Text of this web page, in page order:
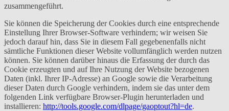
zusammengeführt.
Sie können die Speicherung der Cookies durch eine entsprechende
Einstellung Ihrer Browser-Software verhindern; wir weisen Sie
jedoch darauf hin, dass Sie in diesem Fall gegebenenfalls nicht
sämtliche Funktionen dieser Website vollumfänglich werden nutzen
können. Sie können darüber hinaus die Erfassung der durch das
Cookie erzeugten und auf Ihre Nutzung der Website bezogenen
Daten (inkl. Ihrer IP-Adresse) an Google sowie die Verarbeitung
dieser Daten durch Google verhindern, indem sie das unter dem
folgenden Link verfügbare Browser-Plugin herunterladen und
installieren: http://tools.google.com/dlpage/gaoptout?hl=de.